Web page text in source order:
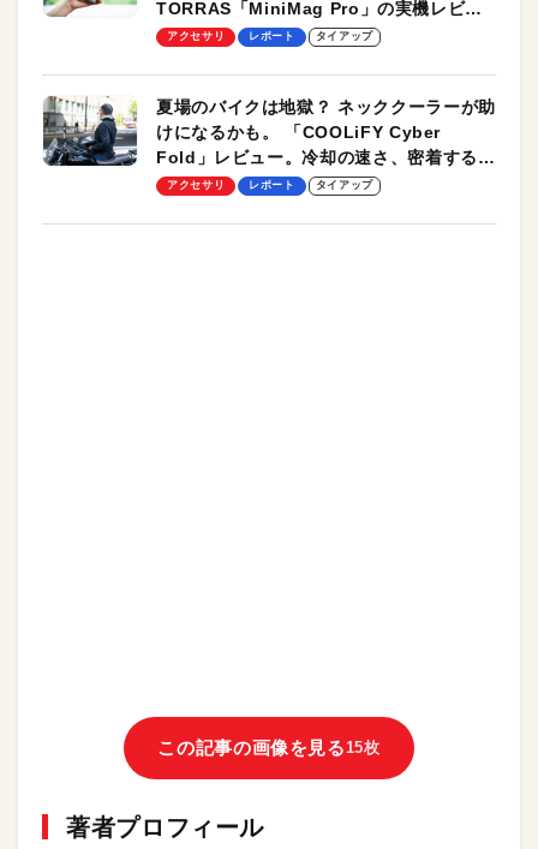
TORRAS「MiniMag Pro」の実機レビュ
ーも
アクセサリ レポート タイアップ
夏場のバイクは地獄？ ネッククーラーが助
けになるかも。 「COOLiFY Cyber
Fold」レビュー。冷却の速さ、密着する冷
却プレート、シンプルな操作性がグッド！
アクセサリ レポート タイアップ
この記事の画像を見る 15枚
著者プロフィール